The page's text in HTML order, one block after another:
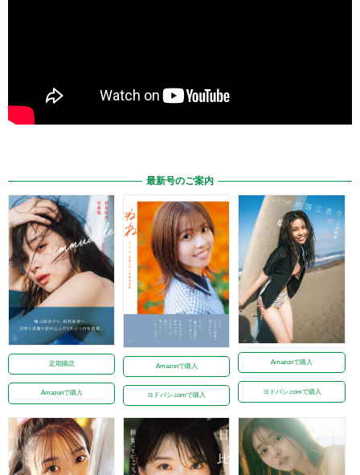
最新号のご案内
定期購読
Amazonで購入
Amazonで購入
ヨドバシ.comで購入
Amazonで購入
ヨドバシ.comで購入